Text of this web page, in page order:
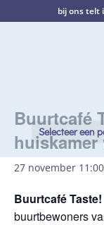
bij ons telt
Selecteer een
Buurtcafé
27 november 11:00
Buurtcafé
buurtbewoners